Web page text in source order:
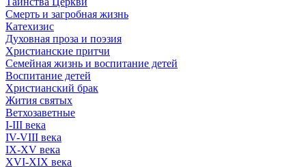
Смерть и загробная жизнь
Катехизис
Духовная проза и поэзия
Христианские притчи
Семейная жизнь и воспитание детей
Воспитание детей
Христианский брак
Жития святых
Ветхозаветные
I-III века
IV-VIII века
IX-XV века
XVI-XIX века